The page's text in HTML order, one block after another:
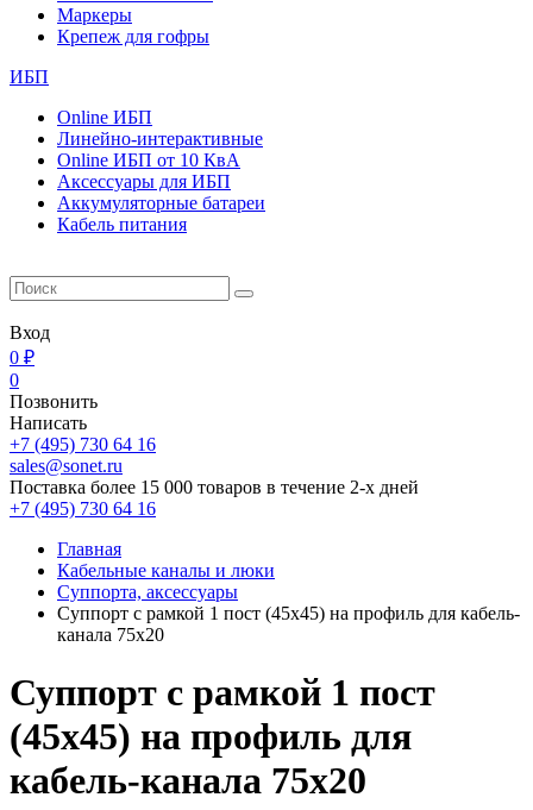
Маркеры
Крепеж для гофры
ИБП
Online ИБП
Линейно-интерактивные
Online ИБП от 10 КвА
Aксессуары для ИБП
Аккумуляторные батареи
Кабель питания
Вход
0 ₽
0
Позвонить
Написать
+7 (495) 730 64 16
sales@sonet.ru
Поставка более 15 000 товаров в течение 2-х дней
+7 (495) 730 64 16
Главная
Кабельные каналы и люки
Суппорта, аксессуары
Суппорт с рамкой 1 пост (45х45) на профиль для кабель-
канала 75х20
Суппорт с рамкой 1 пост
(45х45) на профиль для
кабель-канала 75х20